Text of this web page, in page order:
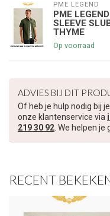
PME LEGEND
PME
SLEEVE
THYME
Op voorraad
ADVIES BIJ DIT
Of heb je hulp nodig bij
onze klantenservice via
219 30 92. We helpen je
RECENT
Schrijf je in voor onze
over onze nieuwe